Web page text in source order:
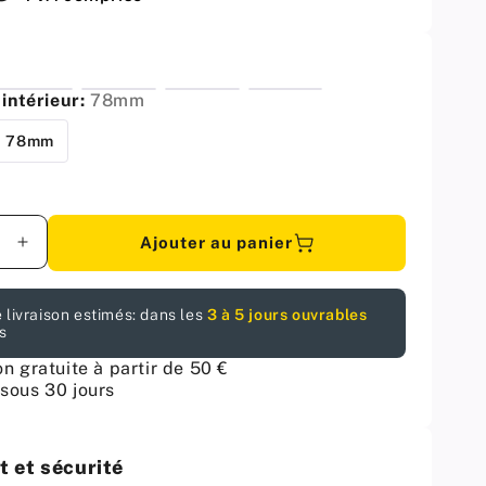
intérieur: 78mm
78mm
Augmenter
la
pour
câble
en
Argent
Ajouter au panier
livraison estimés: dans les 3 à 5 jours ouvrables
gratuite à partir de 50 €
30 jours
et sécurité